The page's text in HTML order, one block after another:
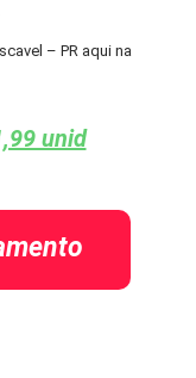
– PR aqui na
unid